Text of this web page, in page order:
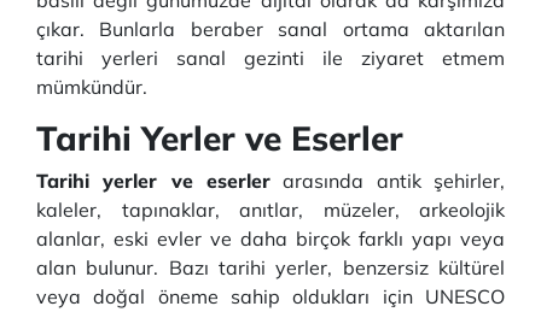
çıkar. Bunlarla beraber sanal ortama aktarılan
tarihi yerleri sanal gezinti ile ziyaret etmem
mümkündür.
Tarihi Yerler ve Eserler
Tarihi yerler ve eserler arasında antik şehirler,
kaleler, tapınaklar, anıtlar, müzeler, arkeolojik
alanlar, eski evler ve daha birçok farklı yapı veya
alan bulunur. Bazı tarihi yerler, benzersiz kültürel
veya doğal öneme sahip oldukları için UNESCO